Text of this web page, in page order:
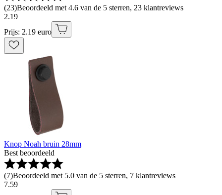
(23)Beoordeeld met 4.6 van de 5 sterren, 23 klantreviews
2.19
Prijs: 2.19 euro
Knop Noah bruin 28mm
Best beoordeeld
(7)Beoordeeld met 5.0 van de 5 sterren, 7 klantreviews
7.59